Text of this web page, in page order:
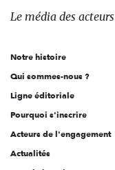
des
l'engagement
Le média des acteurs
Notre histoire
Qui sommes-nous ?
Ligne éditoriale
Pourquoi s'inscrire
Acteurs de l'engagement
Actualités